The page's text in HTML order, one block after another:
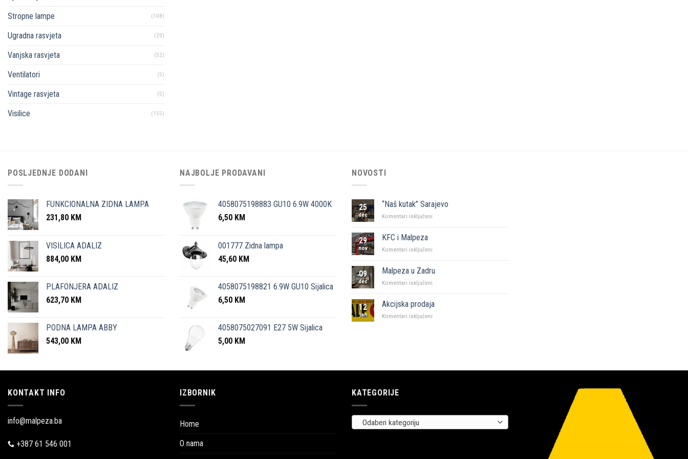
Stropne lampe (108)
Ugradna rasvjeta (20)
Vanjska rasvjeta (52)
Ventilatori (5)
Vintage rasvjeta (5)
Visilice (155)
POSLJEDNJE DODANI
FUNKCIONALNA ZIDNA LAMPA
231,80 KM
VISILICA ADALIZ
884,00 KM
PLAFONJERA ADALIZ
623,70 KM
PODNA LAMPA ABBY
543,00 KM
NAJBOLJE PRODAVANI
4058075198883 GU10 6.9W 4000K
6,50 KM
001777 Zidna lampa
45,60 KM
4058075198821 6.9W GU10 Sijalica
6,50 KM
4058075027091 E27 5W Sijalica
5,00 KM
NOVOSTI
25
dec
“Naš kutak” Sarajevo
Komentari isključeni
29
nov
KFC i Malpeza
Komentari isključeni
Malpeza
09
dec
Malpeza u Zadru
Komentari isključeni
Zadru
12
jan
Akcijska prodaja
Komentari isključeni
KONTAKT INFO
info@malpeza.ba
+387 61 546 001
IZBORNIK
Home
O nama
KATEGORIJE
Odaberi kategoriju